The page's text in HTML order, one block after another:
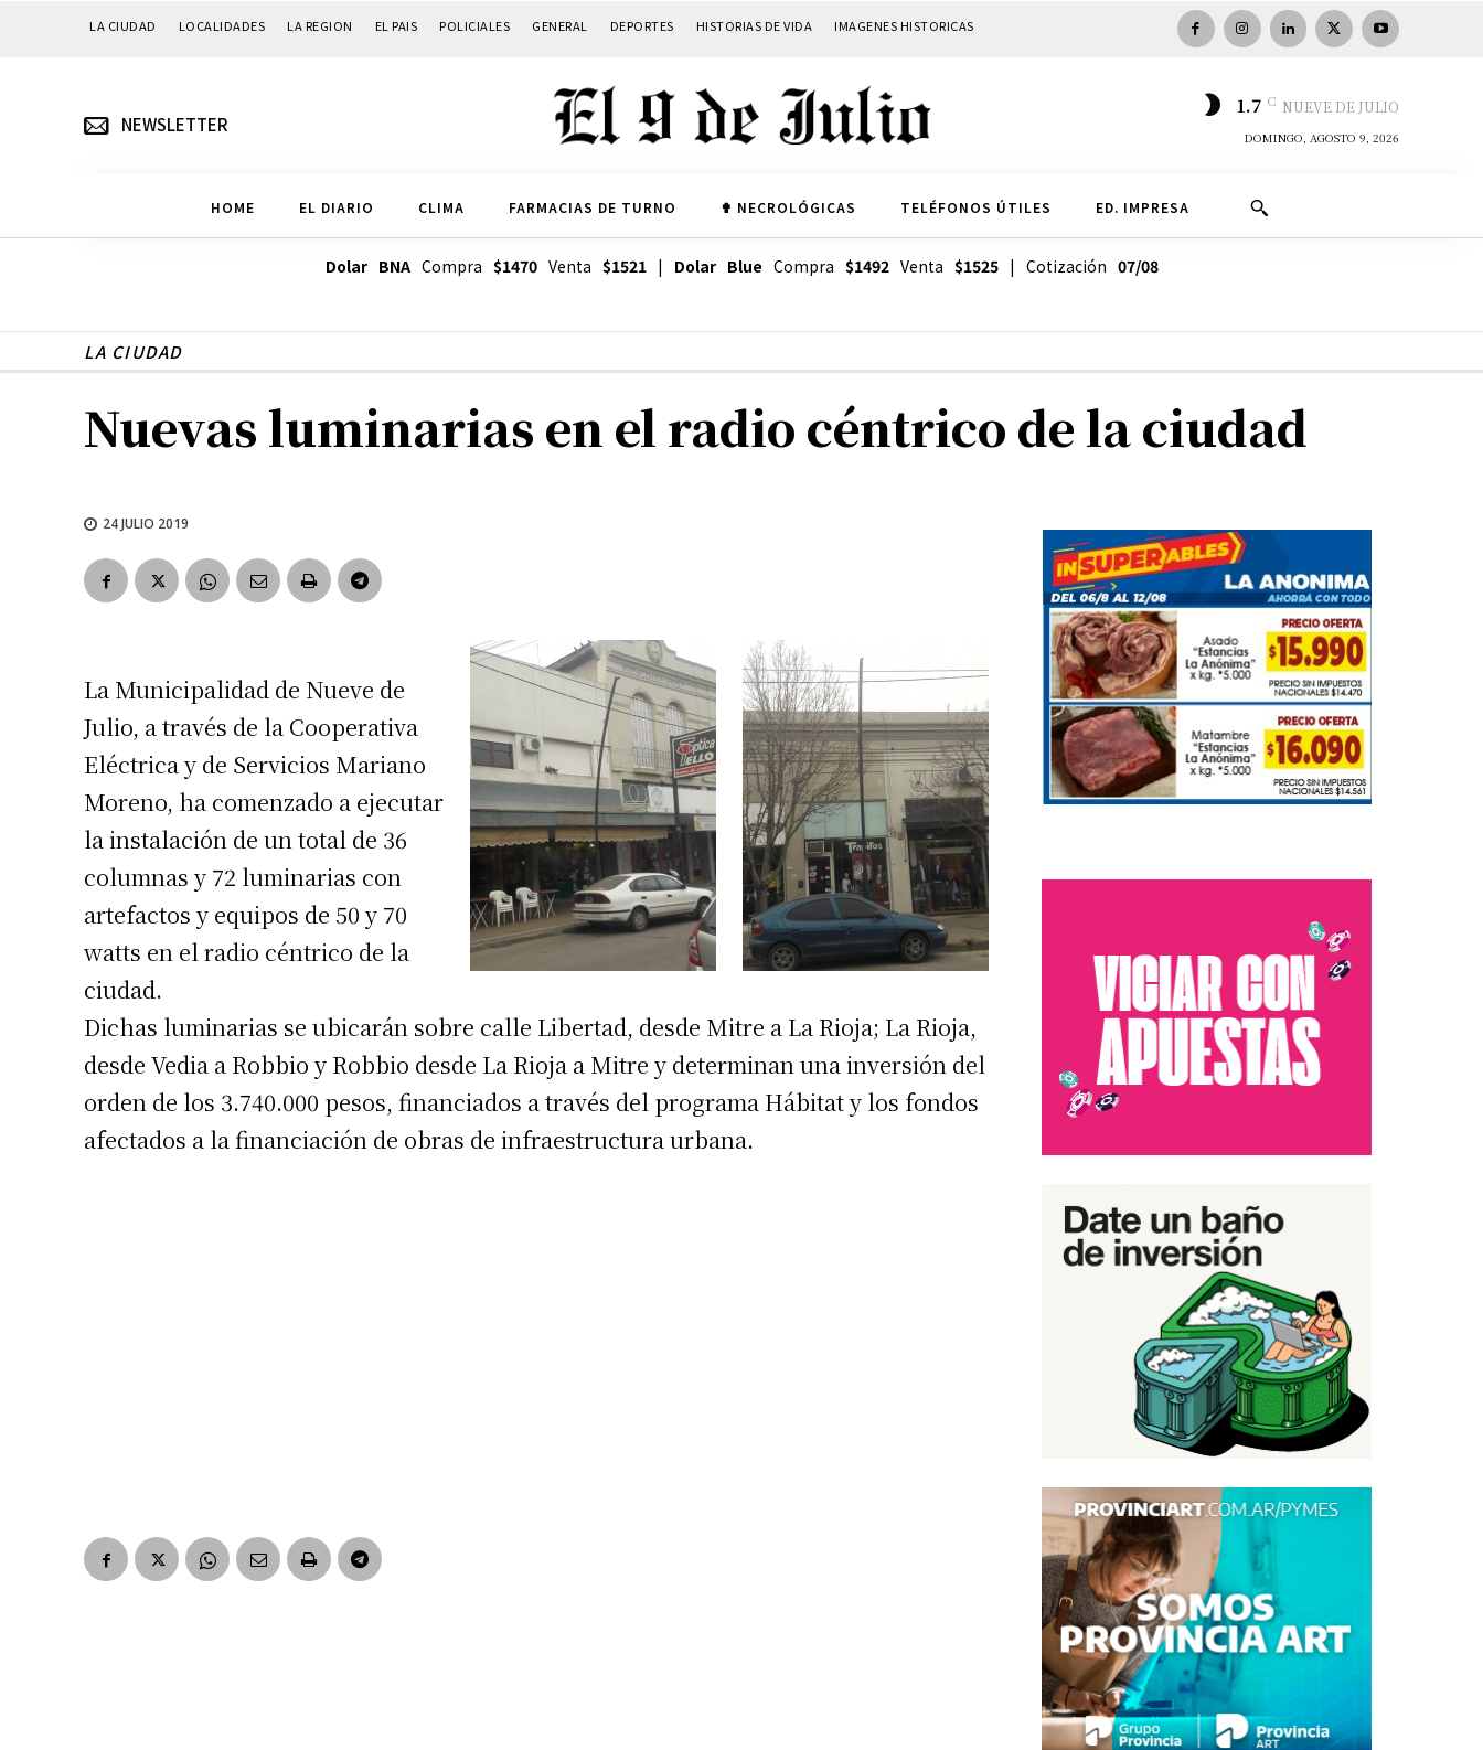
LA CIUDAD LOCALIDADES LA REGION EL PAIS POLICIALES GENERAL DEPORTES HISTORIAS DE VIDA IMAGENES HISTORICAS
NEWSLETTER
1.7 C NUEVE DE JULIO
DOMINGO, AGOSTO 9, 2026
HOME EL DIARIO CLIMA FARMACIAS DE TURNO ✟ NECROLÓGICAS TELÉFONOS ÚTILES ED. IMPRESA
Dolar BNACompra $1470Venta $1521| Dolar Blue Compra $1492Venta $1525| Cotización 07/08
LA CIUDAD
Nuevas luminarias en el radio céntrico de la ciudad
24 JULIO 2019
La Municipalidad de Nueve de
Julio, a través de la Cooperativa
Eléctrica y de Servicios Mariano
Moreno, ha comenzado a ejecutar
la instalación de un total de 36
columnas y 72 luminarias con
artefactos y equipos de 50 y 70
watts en el radio céntrico de la
ciudad.
Dichas luminarias se ubicarán sobre calle Libertad, desde Mitre a La Rioja; La Rioja,
desde Vedia a Robbio y Robbio desde La Rioja a Mitre y determinan una inversión del
orden de los 3.740.000 pesos, financiados a través del programa Hábitat y los fondos
afectados a la financiación de obras de infraestructura urbana.